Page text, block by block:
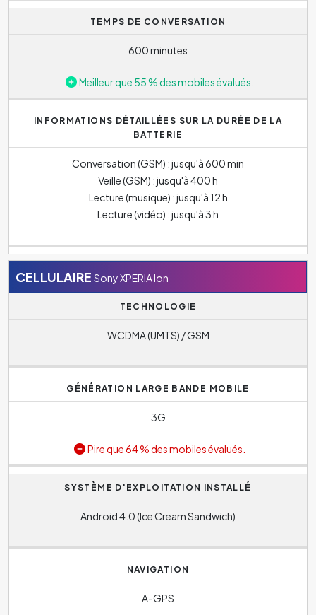
TEMPS DE CONVERSATION
600 minutes
Meilleur que 55 % des mobiles évalués.
INFORMATIONS DÉTAILLÉES SUR LA DURÉE DE LA
BATTERIE
Conversation (GSM) : jusqu'à 600 min
Veille (GSM) : jusqu'à 400 h
Lecture (musique) : jusqu'à 12 h
Lecture (vidéo) : jusqu'à 3 h
CELLULAIRE Sony XPERIA Ion
TECHNOLOGIE
WCDMA (UMTS) / GSM
GÉNÉRATION LARGE BANDE MOBILE
3G
Pire que 64 % des mobiles évalués.
SYSTÈME D'EXPLOITATION INSTALLÉ
Android 4.0 (Ice Cream Sandwich)
NAVIGATION
A-GPS